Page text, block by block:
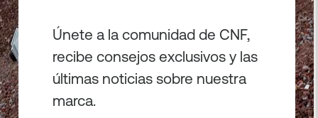
Únete a la comunidad de CNF,
recibe consejos exclusivos y las
últimas noticias sobre nuestra
marca.